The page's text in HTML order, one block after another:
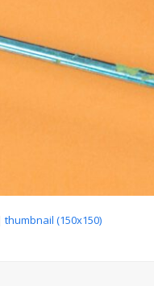
thumbnail (150x150)